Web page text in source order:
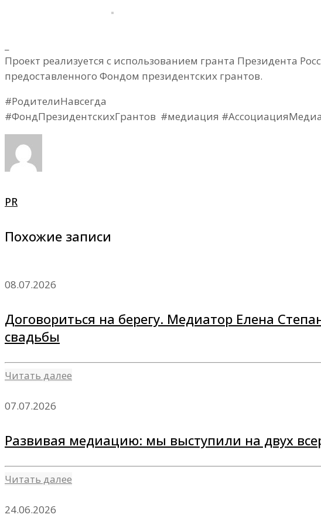
Проект реализуется с использованием гранта Президента
предоставленного Фондом президентских грантов.
#РодителиНавсегда
#ФондПрезидентскихГрантов #медиация
PR
Похожие записи
08.07.2026
Договориться на берегу. Медиатор Елена
свадьбы
Читать далее
07.07.2026
Развивая медиацию: мы выступили на двух
Читать далее
24.06.2026